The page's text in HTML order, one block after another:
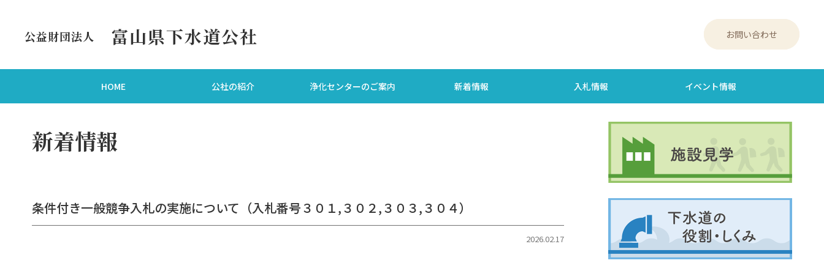
公益財団法人 富山県下水道公社 お問い合わせ
HOME 公社の紹介 浄化センターのご案内 新着情報 入札情報 イベント情報
新着情報
条件付き一般競争入札の実施について（入札番号３０１,３０２,３０３,３０４）
2026.02.17